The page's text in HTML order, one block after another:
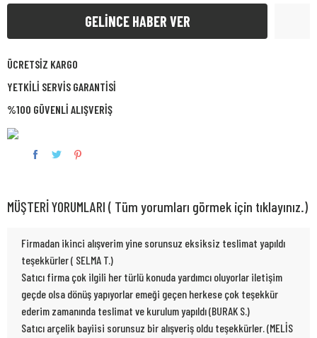
GELİNCE HABER VER
ÜCRETSİZ KARGO
YETKİLİ SERVİS GARANTİSİ
%100 GÜVENLİ ALIŞVERİŞ
MÜŞTERİ YORUMLARI ( Tüm yorumları görmek için tıklayınız.)
Firmadan ikinci alışverim yine sorunsuz eksiksiz teslimat yapıldı
teşekkürler ( SELMA T.)
Satıcı firma çok ilgili her türlü konuda yardımcı oluyorlar iletişim
geçde olsa dönüş yapıyorlar emeği geçen herkese çok teşekkür
ederim zamanında teslimat ve kurulum yapıldı (BURAK S.)
Satıcı arçelik bayiisi sorunsuz bir alışveriş oldu teşekkürler. (MELİS